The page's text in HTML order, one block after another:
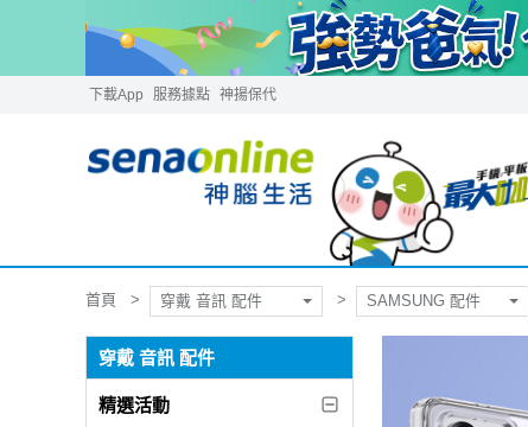
下載App 服務據點 神揚保代
首頁 穿戴 音訊 配件 SAMSUNG 配件
穿戴 音訊 配件
精選活動